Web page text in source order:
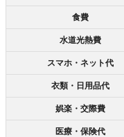
食費
水道光熱費
スマホ・ネット代
衣類・日用品代
娯楽・交際費
医療・保険代